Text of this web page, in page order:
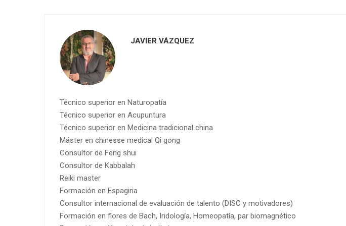
JAVIER VÁZQUEZ
Técnico superior en Naturopatía
Técnico superior en Acupuntura
Técnico superior en Medicina tradicional china
Máster en chinesse medical Qi gong
Consultor de Feng shui
Consultor de Kabbalah
Reiki master
Formación en Espagiria
Consultor internacional de evaluación de talento (DISC y motivadores)
Formación en flores de Bach, Iridología, Homeopatía, par biomagnético